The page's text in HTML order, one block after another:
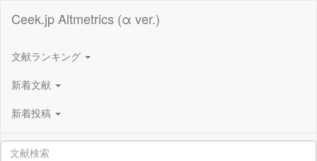
Ceek.jp Altmetrics (α ver.)
文献ランキング
新着文献
新着投稿